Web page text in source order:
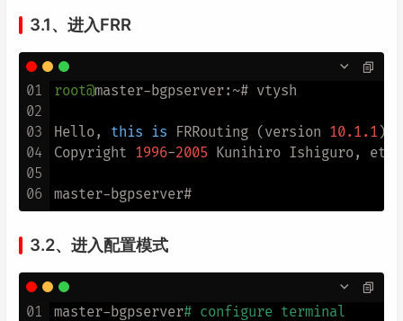
3.1、进入FRR
01
02
03
04
05
06
root@master-bgpserver:~# vtysh
Hello, this is FRRouting (version 10.1.1).
Copyright 1996-2005 Kunihiro Ishiguro, et
3.2、进入配置模式
01 master-bgpserver# configure terminal